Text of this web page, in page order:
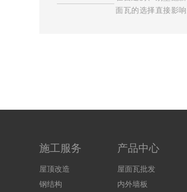
面瓦的选择直接影
施工服务
屋顶改造
钢结构
产品中心
屋面瓦批发
内外墙板